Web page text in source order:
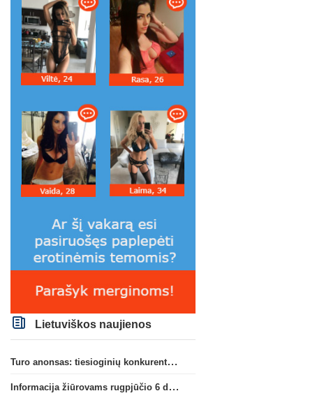
Lietuviškos naujienos
Turo anonsas: tiesioginių konkurentų dvikova Gargžduose
Informacija žiūrovams rugpjūčio 6 d. UEFA rungtynėms